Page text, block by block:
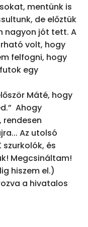
mentünk is
de előztük
nagyon jót tett. A
volt, hogy
felfogni, hogy
egy
Máté, hogy
Ahogy
Az utolsó
és
Megcsináltam!
hiszem el.)
a hivatalos